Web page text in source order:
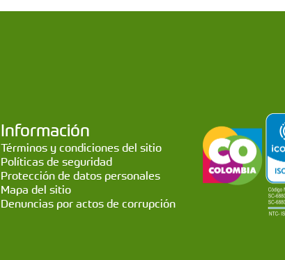
Información
Términos y condiciones del sitio
Políticas de seguridad
Protección de datos personales
Mapa del sitio
Denuncias por actos de corrupción